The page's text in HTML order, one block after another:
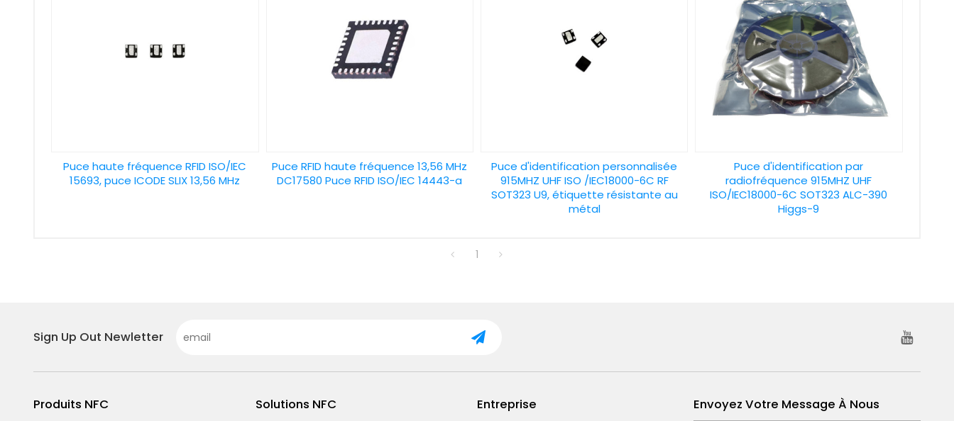
Puce haute fréquence RFID ISO/IEC
15693, puce ICODE SLIX 13,56 MHz
Puce RFID haute fréquence 13,56 MHz
DC17580 Puce RFID ISO/IEC 14443-a
Puce d'identification personnalisée
915MHZ UHF ISO /IEC18000-6C RF
SOT323 U9, étiquette résistante au
métal
Puce d'identification par
radiofréquence 915MHZ UHF
ISO/IEC18000-6C SOT323 ALC-390
Higgs-9
1
Sign Up Out Newletter
Produits NFC Solutions NFC Entreprise Envoyez Votre Message À Nous